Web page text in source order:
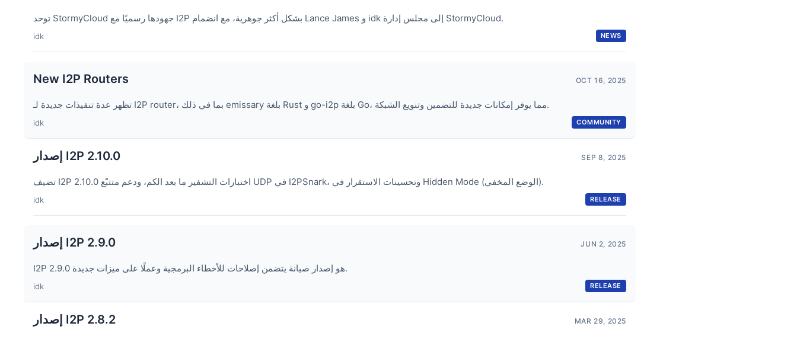
توحد StormyCloud جهودها رسميًا مع I2P بشكل أكثر جوهرية، مع انضمام Lance James و idk إلى مجلس إدارة StormyCloud.
idk NEWS
New I2P Routers OCT 16, 2025
تظهر عدة تنفيذات جديدة لـ I2P router، بما في ذلك emissary بلغة Rust و go-i2p بلغة Go، مما يوفر إمكانات جديدة للتضمين وتنويع الشبكة.
idk COMMUNITY
إصدار I2P 2.10.0 SEP 8, 2025
تضيف I2P 2.10.0 اختبارات التشفير ما بعد الكم، ودعم متتبّع UDP في I2PSnark، وتحسينات الاستقرار في Hidden Mode (الوضع المخفي).
idk RELEASE
إصدار I2P 2.9.0 JUN 2, 2025
I2P 2.9.0 هو إصدار صيانة يتضمن إصلاحات للأخطاء البرمجية وعملًا على ميزات جديدة.
idk RELEASE
إصدار I2P 2.8.2 MAR 29, 2025